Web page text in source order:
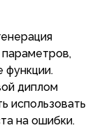
параметров,
функции.
диплом
использовать
на ошибки.